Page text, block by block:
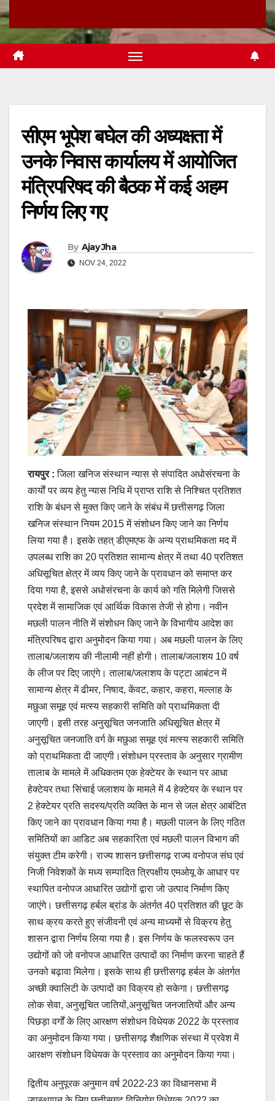
सीएम भूपेश बघेल की अध्यक्षता में
उनके निवास कार्यालय में आयोजित
मंत्रिपरिषद की बैठक में कई अहम
निर्णय लिए गए
By Ajay Jha
NOV 24, 2022
रायपुर :जिला खनिज संस्थान न्यास से संपादित अधोसंरचना के
कार्याें पर व्यय हेतु न्यास निधि में प्राप्त राशि से निश्चित प्रतिशत
राशि के बंधन से मुक्त किए जाने के संबंध में छत्तीसगढ़ जिला
खनिज संस्थान नियम 2015 में संशोधन किए जाने का निर्णय
लिया गया है। इसके तहत् डीएमएफ के अन्य प्राथमिकता मद में
उपलब्ध राशि का 20 प्रतिशत सामान्य क्षेत्र में तथा 40 प्रतिशत
अधिसूचित क्षेत्र में व्यय किए जाने के प्रावधान को समाप्त कर
दिया गया है, इससे अधोसंरचना के कार्य को गति मिलेगी जिससे
प्रदेश में सामाजिक एवं आर्थिक विकास तेजी से होगा। नवीन
मछली पालन नीति में संशोधन किए जाने के विभागीय आदेश का
मंत्रिपरिषद द्वारा अनुमोदन किया गया। अब मछली पालन के लिए
तालाब/जलाशय की नीलामी नहीं होगी। तालाब/जलाशय 10 वर्ष
के लीज पर दिए जाएंगे। तालाब/जलाशय के पट्टा आबंटन में
सामान्य क्षेत्र में ढीमर, निषाद, केंवट, कहार, कहरा, मल्लाह के
मछुआ समूह एवं मत्स्य सहकारी समिति को प्राथमिकता दी
जाएगी। इसी तरह अनुसूचित जनजाति अधिसूचित क्षेत्र में
अनुसूचित जनजाति वर्ग के मछुआ समूह एवं मत्स्य सहकारी समिति
को प्राथमिकता दी जाएगी।संशोधन प्रस्ताव के अनुसार ग्रामीण
तालाब के मामले में अधिकतम एक हेक्टेयर के स्थान पर आधा
हेक्टेयर तथा सिंचाई जलाशय के मामले में 4 हेक्टेयर के स्थान पर
2 हेक्टेयर प्रति सदस्य/प्रति व्यक्ति के मान से जल क्षेत्र आबंटित
किए जाने का प्रावधान किया गया है। मछली पालन के लिए गठित
समितियों का आडिट अब सहकारिता एवं मछली पालन विभाग की
संयुक्त टीम करेगी। राज्य शासन छत्तीसगढ़ राज्य वनोपज संघ एवं
निजी निवेशकों के मध्य सम्पादित त्रिपक्षीय एमओयू के आधार पर
स्थापित वनोपज आधारित उद्योगों द्वारा जो उत्पाद निर्माण किए
जाएंगे। छत्तीसगढ़ हर्बल ब्रांड के अंतर्गत 40 प्रतिशत की छूट के
साथ क्रय करते हुए संजीवनी एवं अन्य माध्यमों से विक्रय हेतु
शासन द्वारा निर्णय लिया गया है। इस निर्णय के फलस्वरूप उन
उद्योगों को जो वनोपज आधारित उत्पादों का निर्माण करना चाहते हैं
उनको बढ़ावा मिलेगा। इसके साथ ही छत्तीसगढ़ हर्बल के अंतर्गत
अच्छी क्वालिटी के उत्पादों का विक्रय हो सकेगा। छत्तीसगढ़
लोक सेवा, अनुसूचित जातियों,अनुसूचित जनजातियों और अन्य
पिछड़ा वर्गों के लिए आरक्षण संशोधन विधेयक 2022 के प्रस्ताव
का अनुमोदन किया गया। छत्तीसगढ़ शैक्षणिक संस्था में प्रवेश में
आरक्षण संशोधन विधेयक के प्रस्ताव का अनुमोदन किया गया।
द्वितीय अनुपूरक अनुमान वर्ष 2022-23 का विधानसभा में